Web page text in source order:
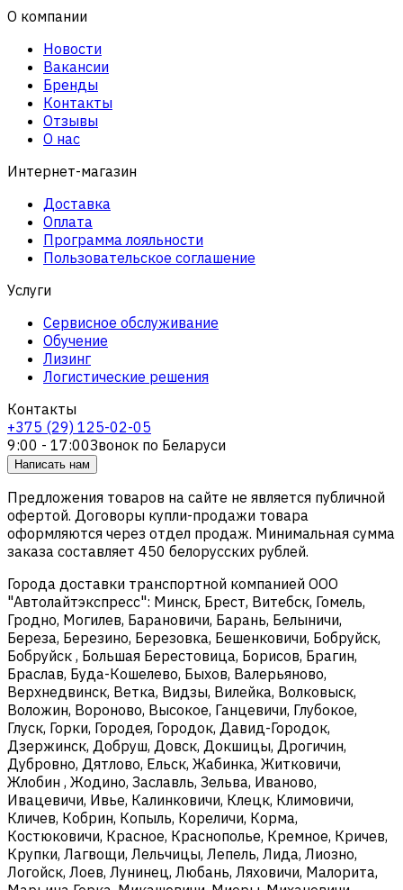
О компании
Новости
Вакансии
Бренды
Контакты
Отзывы
О нас
Интернет-магазин
Доставка
Оплата
Программа лояльности
Пользовательское соглашение
Услуги
Сервисное обслуживание
Обучение
Лизинг
Логистические решения
Контакты
+375 (29) 125-02-05
9:00 - 17:00Звонок по Беларуси
Написать нам
Предложения товаров на сайте не является публичной
офертой. Договоры купли-продажи товара
оформляются через отдел продаж. Минимальная сумма
заказа составляет 450 белорусских рублей.
Города доставки транспортной компанией ООО
"Автолайтэкспресс": Минск, Брест, Витебск, Гомель,
Гродно, Могилев, Барановичи, Барань, Белыничи,
Береза, Березино, Березовка, Бешенковичи, Бобруйск,
Бобруйск , Большая Берестовица, Борисов, Брагин,
Браслав, Буда-Кошелево, Быхов, Валерьяново,
Верхнедвинск, Ветка, Видзы, Вилейка, Волковыск,
Воложин, Вороново, Высокое, Ганцевичи, Глубокое,
Глуск, Горки, Городея, Городок, Давид-Городок,
Дзержинск, Добруш, Довск, Докшицы, Дрогичин,
Дубровно, Дятлово, Ельск, Жабинка, Житковичи,
Жлобин , Жодино, Заславль, Зельва, Иваново,
Ивацевичи, Ивье, Калинковичи, Клецк, Климовичи,
Кличев, Кобрин, Копыль, Кореличи, Корма,
Костюковичи, Красное, Краснополье, Кремное, Кричев,
Крупки, Лагвощи, Лельчицы, Лепель, Лида, Лиозно,
Логойск, Лоев, Лунинец, Любань, Ляховичи, Малорита,